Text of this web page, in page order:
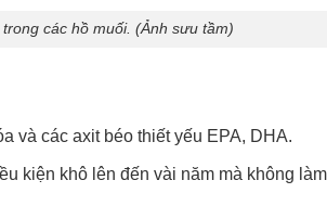
các hồ muối. (Ảnh sưu tầm)
và các axit béo thiết yếu EPA, DHA.
kiện khô lên đến vài năm mà không